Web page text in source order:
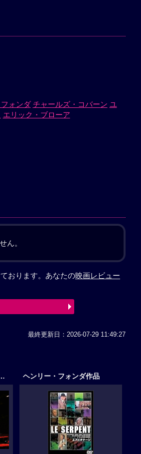
ォンダ チャールズ・コバーン ユ
エリック・ブローア
ん。
おります。あなたの映画レビュー
最終更新日：2026-07-29 11:49:27
ンウィック作品 ヘンリー・フォンダ作品